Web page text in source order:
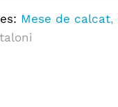
Mese de calcat,